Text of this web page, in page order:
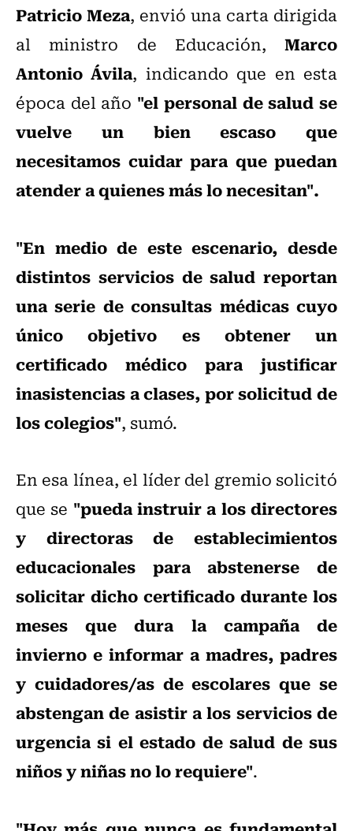
Patricio Meza, envió una carta dirigida
al ministro de Educación, Marco
Antonio Ávila, indicando que en esta
época del año "el personal de salud se
vuelve un bien escaso que
necesitamos cuidar para que puedan
atender a quienes más lo necesitan".
"En medio de este escenario, desde
distintos servicios de salud reportan
una serie de consultas médicas cuyo
único objetivo es obtener un
certificado médico para justificar
inasistencias a clases, por solicitud de
los colegios", sumó.
En esa línea, el líder del gremio solicitó
que se "pueda instruir a los directores
y directoras de establecimientos
educacionales para abstenerse de
solicitar dicho certificado durante los
meses que dura la campaña de
invierno e informar a madres, padres
y cuidadores/as de escolares que se
abstengan de asistir a los servicios de
urgencia si el estado de salud de sus
niños y niñas no lo requiere".